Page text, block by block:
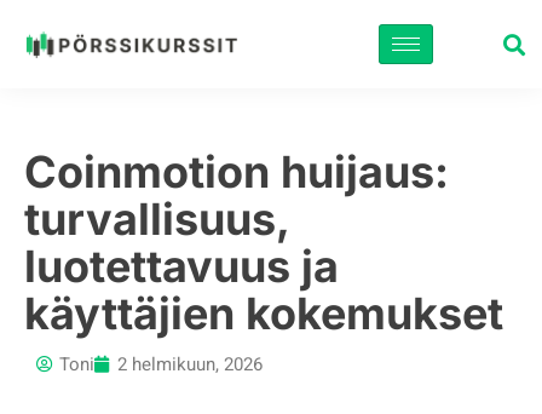
Siirry
Coinmotion huijaus:
turvallisuus,
luotettavuus ja
käyttäjien kokemukset
Toni 2 helmikuun, 2026